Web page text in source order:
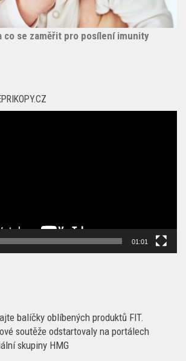
co se zaměřit pro posílení imunity
01:01
balíčky oblíbených produktů FIT.
soutěže odstartovaly na portálech
skupiny HMG